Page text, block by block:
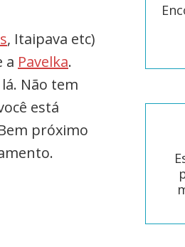
, Itaipava etc)
a Pavelka.
Não tem
está
próximo